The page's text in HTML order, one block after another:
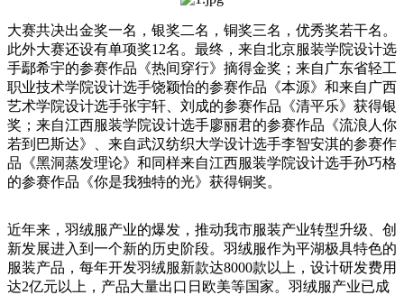
大赛共决出金奖一名，银奖二名，铜奖三名，优秀奖若干名。
此外大赛还设有单项奖12名。最终，来自北京服装学院设计选
手鄢希宇的参赛作品《热间穿行》摘得金奖；来自广东省轻工
职业技术学院设计选手饶颖怡的参赛作品《本源》和来自广西
艺术学院设计选手张宇轩、刘成的参赛作品《清平乐》获得银
奖；来自江西服装学院设计选手廖丽君的参赛作品《流浪人你
若到巴斯达》、来自武汉纺织大学设计选手李智安淇的参赛作
品《黑洞蒸发理论》和同样来自江西服装学院设计选手孙巧格
的参赛作品《你是我独特的光》获得铜奖。
近年来，羽绒服产业的爆发，推动我市服装产业转型升级、创
新发展进入到一个新的历史阶段。羽绒服作为平湖极具特色的
服装产品，每年开发羽绒服新款达8000款以上，设计研发费用
达2亿元以上，产品大量出口日欧美等国家。羽绒服产业已成